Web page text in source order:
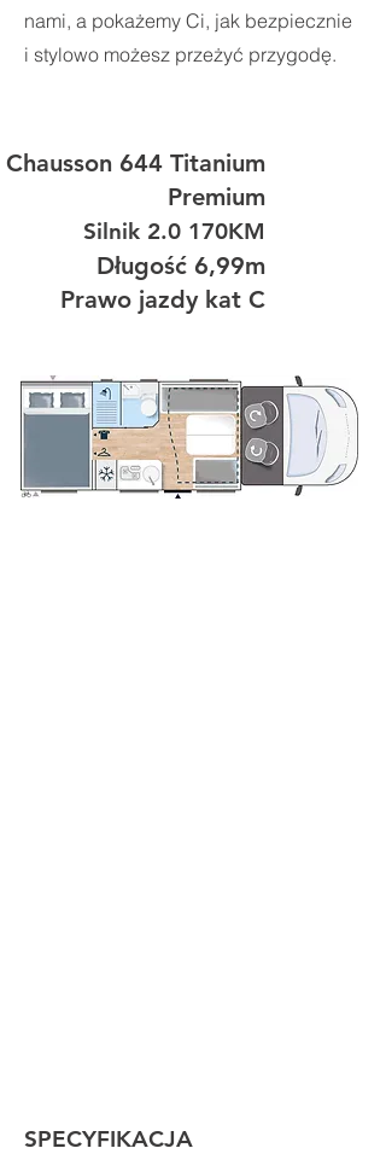
nami, a pokażemy Ci, jak bezpiecznie
i stylowo możesz przeżyć przygodę.
Chausson 644 Titanium
Premium
Silnik 2.0 170KM
Długość 6,99m
Prawo jazdy kat C
SPECYFIKACJA